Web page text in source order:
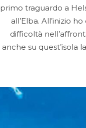
primo traguardo a
all’Elba. All’inizio
difficoltà
anche su quest’isola